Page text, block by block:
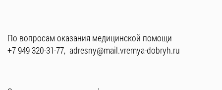
По вопросам оказания медицинской помощи
+7 949 320-31-77, adresny@mail.vremya-dobryh.ru